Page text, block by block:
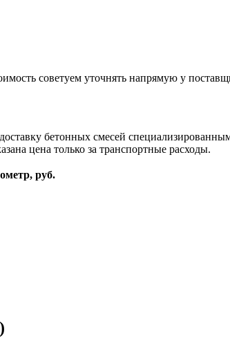
советуем уточнять напрямую у
бетонных смесей
цена только за транспортные расходы.
руб.